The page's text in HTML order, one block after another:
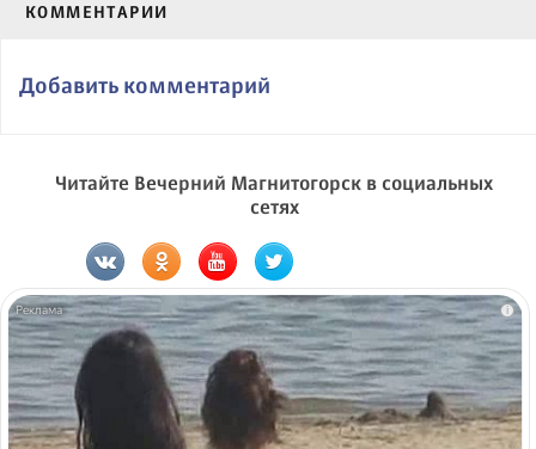
КОММЕНТАРИИ
Добавить комментарий
Читайте Вечерний Магнитогорск в социальных
сетях
i